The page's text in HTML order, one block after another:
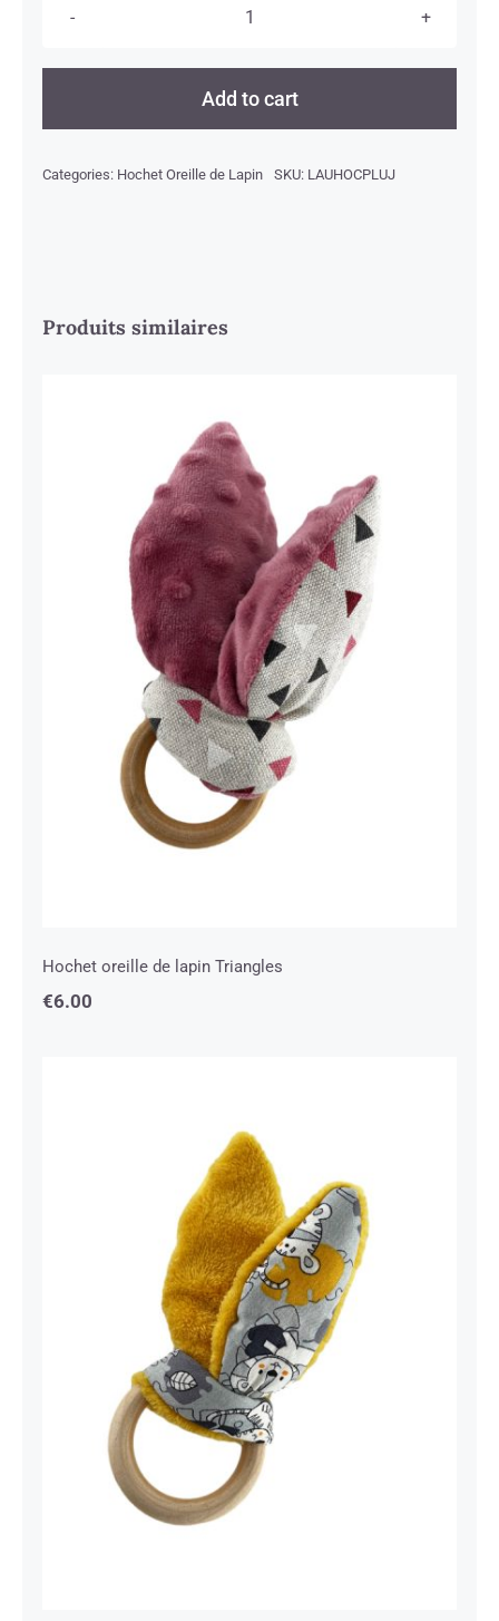
de
lapin
Add to cart
Categories: Hochet Oreille de Lapin SKU: LAUHOCPLUJ
Produits similaires
Hochet oreille de lapin Triangles
Hochet oreille de lapin Triangles
€6.00
Hochet oreille de lapin Jungle